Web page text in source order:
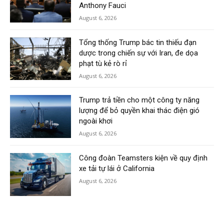
Anthony Fauci
August 6, 2026
Tổng thống Trump bác tin thiếu đạn
dược trong chiến sự với Iran, đe dọa
phạt tù kẻ rò rỉ
August 6, 2026
Trump trả tiền cho một công ty năng
lượng để bỏ quyền khai thác điện gió
ngoài khơi
August 6, 2026
Công đoàn Teamsters kiện về quy định
xe tải tự lái ở California
August 6, 2026